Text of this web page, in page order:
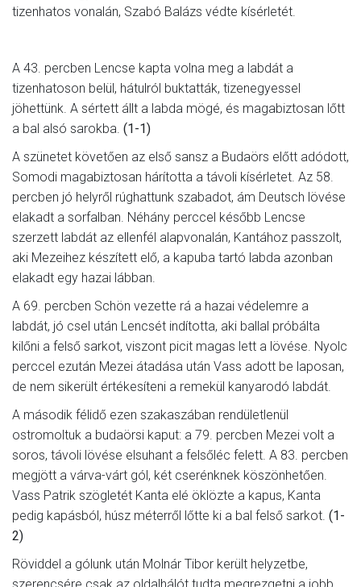
tizenhatos vonalán, Szabó Balázs védte kísérletét.
A 43. percben Lencse kapta volna meg a labdát a
tizenhatoson belül, hátulról buktatták, tizenegyessel
jöhettünk. A sértett állt a labda mögé, és magabiztosan lőtt
a bal alsó sarokba. (1-1)
A szünetet követően az első sansz a Budaörs előtt adódott,
Somodi magabiztosan hárította a távoli kísérletet. Az 58.
percben jó helyről rúghattunk szabadot, ám Deutsch lövése
elakadt a sorfalban. Néhány perccel később Lencse
szerzett labdát az ellenfél alapvonalán, Kantához passzolt,
aki Mezeihez készített elő, a kapuba tartó labda azonban
elakadt egy hazai lábban.
A 69. percben Schön vezette rá a hazai védelemre a
labdát, jó csel után Lencsét indította, aki ballal próbálta
kilőni a felső sarkot, viszont picit magas lett a lövése. Nyolc
perccel ezután Mezei átadása után Vass adott be laposan,
de nem sikerült értékesíteni a remekül kanyarodó labdát.
A második félidő ezen szakaszában rendületlenül
ostromoltuk a budaörsi kaput: a 79. percben Mezei volt a
soros, távoli lövése elsuhant a felsőléc felett. A 83. percben
megjött a várva-várt gól, két cserénknek köszönhetően.
Vass Patrik szögletét Kanta elé öklözte a kapus, Kanta
pedig kapásból, húsz méterről lőtte ki a bal felső sarkot. (1-
2)
Röviddel a gólunk után Molnár Tibor került helyzetbe,